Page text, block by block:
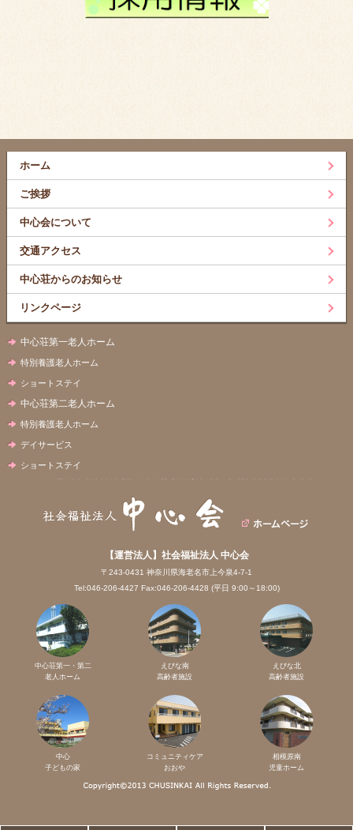
ホーム
ご挨拶
中心会について
交通アクセス
中心荘からのお知らせ
リンクページ
中心荘第一老人ホーム
特別養護老人ホーム
ショートステイ
中心荘第二老人ホーム
特別養護老人ホーム
デイサービス
ショートステイ
【運営法人】社会福祉法人 中心会
〒243-0431 神奈川県海老名市上今泉4-7-1
Tel:046-206-4427 Fax:046-206-4428 (平日 9:00～18:00)
中心荘第一・第二
老人ホーム
えびな南
高齢者施設
えびな北
高齢者施設
中心
子どもの家
コミュニティケア
おおや
相模原南
児童ホーム